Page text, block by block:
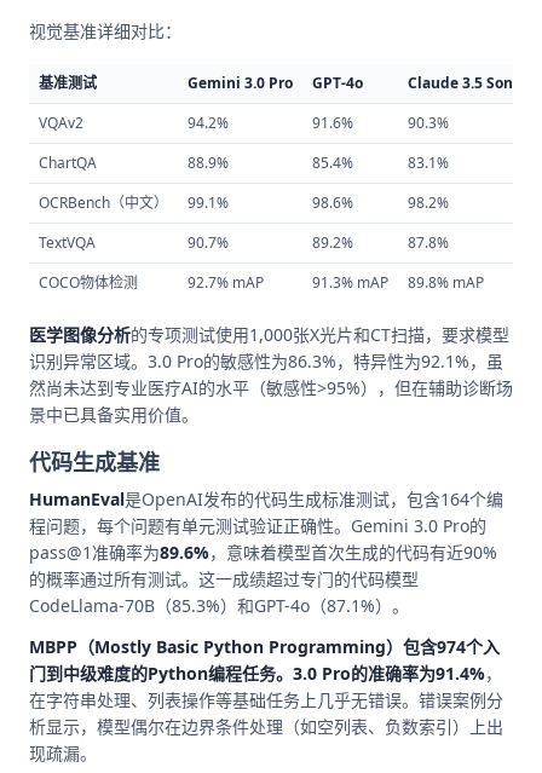
视觉基准详细对比：
基准测试 Gemini 3.0 Pro GPT-4o
Claude 3.5 Sonnet
VQAv2
94.2% 91.6%
90.3%
ChartQA
88.9% 85.4%
83.1%
OCRBench（中文）
99.1% 98.6%
98.2%
TextVQA
90.7% 89.2%
87.8%
COCO物体检测
92.7% mAP 91.3% mAP 89.8% mAP
医学图像分析的专项测试使用1,000张X光片和CT扫描，要求模型
识别异常区域。3.0 Pro的敏感性为86.3%，特异性为92.1%，虽
然尚未达到专业医疗AI的水平（敏感性>95%），但在辅助诊断场
景中已具备实用价值。
代码生成基准
HumanEval是OpenAI发布的代码生成标准测试，包含164个编
程问题，每个问题有单元测试验证正确性。Gemini 3.0 Pro的
pass@1准确率为89.6%，意味着模型首次生成的代码有近90%
的概率通过所有测试。这一成绩超过专门的代码模型
CodeLlama-70B（85.3%）和GPT-4o（87.1%）。
MBPP（Mostly Basic Python Programming） 包含974个入
门到中级难度的Python编程任务。3.0 Pro的准确率为91.4%，
在字符串处理、列表操作等基础任务上几乎无错误。错误案例分
析显示，模型偶尔在边界条件处理（如空列表、负数索引）上出
现疏漏。